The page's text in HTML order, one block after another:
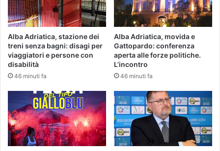
Alba Adriatica, stazione dei
treni senza bagni: disagi per
viaggiatori e persone con
disabilità
46 minuti fa
Alba Adriatica, movida e
Gattopardo: conferenza
aperta alle forze politiche.
L’incontro
46 minuti fa